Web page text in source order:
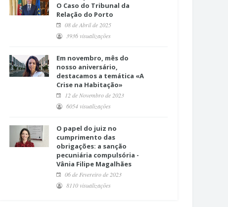
O Caso do Tribunal da
Relação do Porto
08 de Abril de 2025
3936 visualizações
Em novembro, mês do
nosso aniversário,
destacamos a temática «A
Crise na Habitação»
12 de Novembro de 2023
6054 visualizações
O papel do juiz no
cumprimento das
obrigações: a sanção
pecuniária compulsória -
Vânia Filipe Magalhães
06 de Fevereiro de 2023
8110 visualizações